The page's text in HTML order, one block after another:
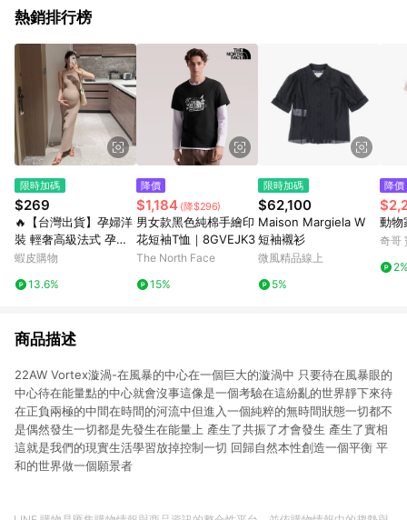
熱銷排行榜
限時加碼
$269
🔥【台灣出貨】孕婦洋
裝 輕奢高級法式 孕婦
連衣裙 夏季新款 氣質
織長裙 修身孕婦長裙
蝦皮購物
13.6%
降價
$1,184 (降$296)
男女款黑色純棉手繪印
花短袖T恤｜8GVEJK3
The North Face
15%
限時加碼
$62,100
Maison Margiela W
短袖襯衫
微風精品線上
5%
降價
動物
奇哥
商品描述
22AW Vortex漩渦-在風暴的中心在一個巨大的漩渦中 只要待在風暴眼的
中心待在能量點的中心就會沒事這像是一個考驗在這紛亂的世界靜下來待
在正負兩極的中間在時間的河流中但進入一個純粹的無時間狀態一切都不
是偶然發生一切都是先發生在能量上 產生了共振了才會發生 產生了實相
這就是我們的現實生活學習放掉控制一切 回歸自然本性創造一個平衡 平
和的世界做一個願景者